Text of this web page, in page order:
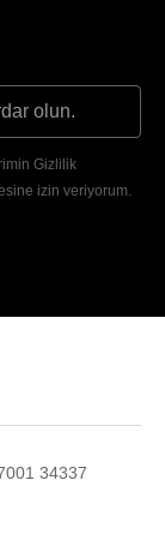
Gizlilik
izin veriyorum.
34337